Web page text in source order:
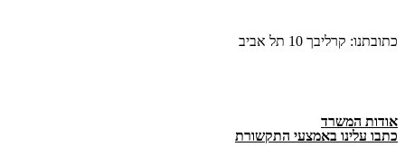
כתובתנו: קרליבך 10 תל אביב
אודות המשרד
כתבו עלינו באמצעי התקשורת